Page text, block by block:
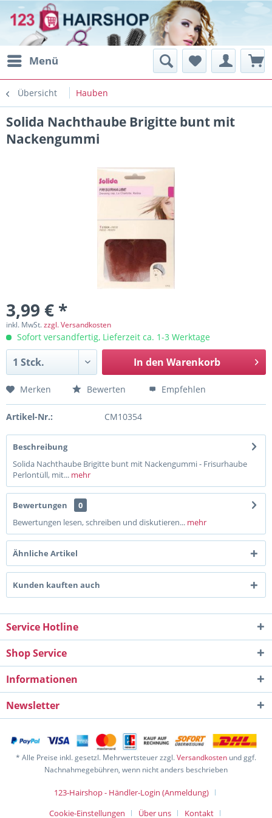
Menü
Übersicht Hauben
Solida Nachthaube Brigitte bunt mit
Nackengummi
3,99 € *
inkl. MwSt.zzgl. Versandkosten
Sofort versandfertig, Lieferzeit ca. 1-3 Werktage
In den Warenkorb
Merken Bewerten Empfehlen
Artikel-Nr.: CM10354
Beschreibung
Solida Nachthaube Brigitte bunt mit Nackengummi - Frisurhaube
Perlontüll, mit... mehr
Bewertungen
0
Bewertungen lesen, schreiben und diskutieren... mehr
Ähnliche Artikel
Kunden kauften auch
Service Hotline
Shop Service
Informationen
Newsletter
* Alle Preise inkl. gesetzl. Mehrwertsteuer zzgl.Versandkosten und ggf.
Nachnahmegebühren, wenn nicht anders beschrieben
123-Hairshop - Händler-Login (Anmeldung)
Cookie-Einstellungen
Über uns Kontakt